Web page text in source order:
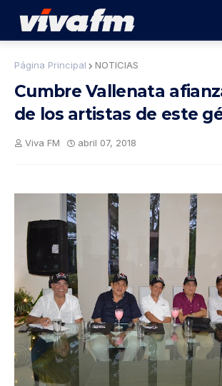
Página Principal NOTICIAS
Cumbre Vallenata
de los artistas de este
Viva FM abril 07, 2018